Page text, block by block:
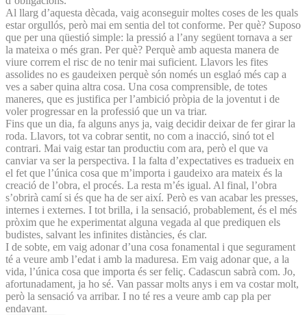
Al llarg d’aquesta dècada, vaig aconseguir moltes coses de les quals
estar orgullós, però mai em sentia del tot conforme. Per què? Suposo
que per una qüestió simple: la pressió a l’any següent tornava a ser
la mateixa o més gran. Per què? Perquè amb aquesta manera de
viure correm el risc de no tenir mai suficient. Llavors les fites
assolides no es gaudeixen perquè són només un esglaó més cap a
ves a saber quina altra cosa. Una cosa comprensible, de totes
maneres, que es justifica per l’ambició pròpia de la joventut i de
voler progressar en la professió que un va triar.
Fins que un dia, fa alguns anys ja, vaig decidir deixar de fer girar la
roda. Llavors, tot va cobrar sentit, no com a inacció, sinó tot el
contrari. Mai vaig estar tan productiu com ara, però el que va
canviar va ser la perspectiva. I la falta d’expectatives es tradueix en
el fet que l’única cosa que m’importa i gaudeixo ara mateix és la
creació de l’obra, el procés. La resta m’és igual. Al final, l’obra
s’obrirà camí si és que ha de ser així. Però es van acabar les presses,
internes i externes. I tot brilla, i la sensació, probablement, és el més
pròxim que he experimentat alguna vegada al que prediquen els
budistes, salvant les infinites distàncies, és clar.
I de sobte, em vaig adonar d’una cosa fonamental i que segurament
té a veure amb l’edat i amb la maduresa. Em vaig adonar que, a la
vida, l’única cosa que importa és ser feliç. Cadascun sabrà com. Jo,
afortunadament, ja ho sé. Van passar molts anys i em va costar molt,
però la sensació va arribar. I no té res a veure amb cap pla per
endavant.